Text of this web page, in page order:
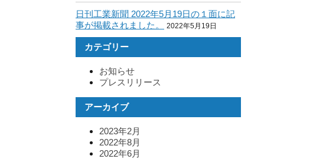
日刊工業新聞 2022年5月19日の１面に記
事が掲載されました。
2022年5月19日
カテゴリー
お知らせ
プレスリリース
アーカイブ
2023年2月
2022年8月
2022年6月